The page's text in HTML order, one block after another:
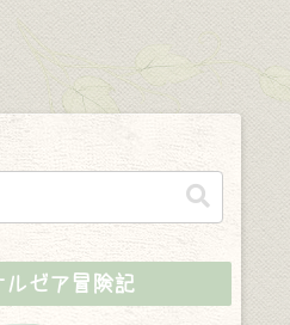
ゼア冒険記